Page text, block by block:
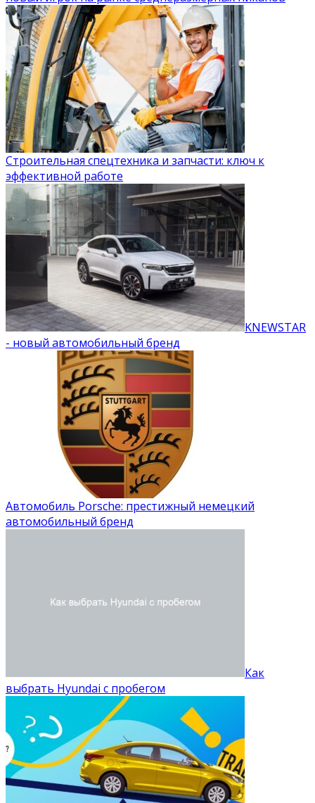
Строительная спецтехника и запчасти: ключ к
эффективной работе
KNEWSTAR
- новый автомобильный бренд
Автомобиль Porsche: престижный немецкий
автомобильный бренд
Как
выбрать Hyundai с пробегом